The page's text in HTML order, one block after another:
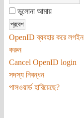
ভুলোনা আমায়
OpenID ব্যবহার করে লগইন
করুন
Cancel OpenID login
সদস্য নিবন্ধন
পাসওয়ার্ড হারিয়েছে?